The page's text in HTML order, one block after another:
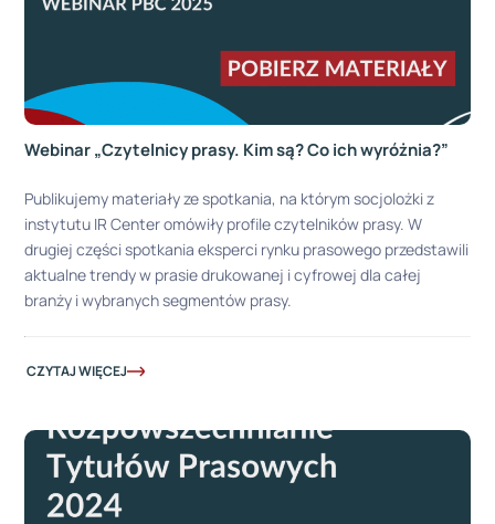
Webinar „Czytelnicy prasy. Kim są? Co ich wyróżnia?”
Publikujemy materiały ze spotkania, na którym socjolożki z
instytutu IR Center omówiły profile czytelników prasy. W
drugiej części spotkania eksperci rynku prasowego przedstawili
aktualne trendy w prasie drukowanej i cyfrowej dla całej
branży i wybranych segmentów prasy.
CZYTAJ WIĘCEJ